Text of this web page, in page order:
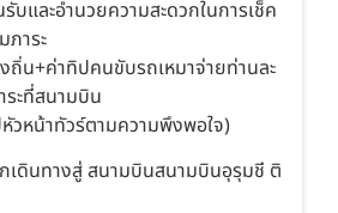
บและอำนวยความสะดวกในการเช็ค
ภาระ
ถิ่น+ค่าทิปคนขับรถเหมาจ่ายท่านละ
ระที่สนามบิน
วหน้าทัวร์ตามความพึงพอใจ)
เดินทางสู่ สนามบินสนามบินอุรุมชี ติ